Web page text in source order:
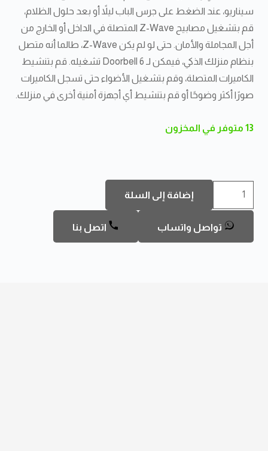
سيناريو، عند الضغط على جرس الباب ليلاً أو بعد حلول الظلام،
قم بتشغيل مصابيح Z-Wave المتصلة في الداخل أو الخارج من
أجل المجاملة والأمان. حتى لو لم يكن Z-Wave، طالما أنه متصل
بنظام منزلك الذكي، فيمكن لـ Doorbell 6 تشغيله. قم بتنشيط
الكاميرات المتصلة، وقم بتشغيل الأضواء حتى تسجل الكاميرات
صورًا أكثر وضوحًا أو قم بتنشيط أي أجهزة أمنية أخرى في منزلك.
13 متوفر في المخزون
كمية
جرس
الباب
إضافة إلى السلة
تواصل واتساب اتصل بنا